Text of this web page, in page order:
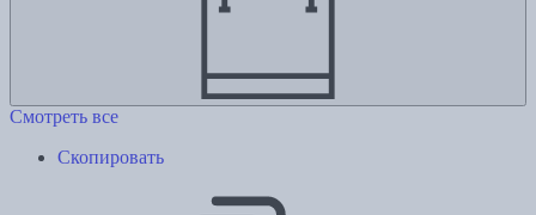
Смотреть все
Скопировать